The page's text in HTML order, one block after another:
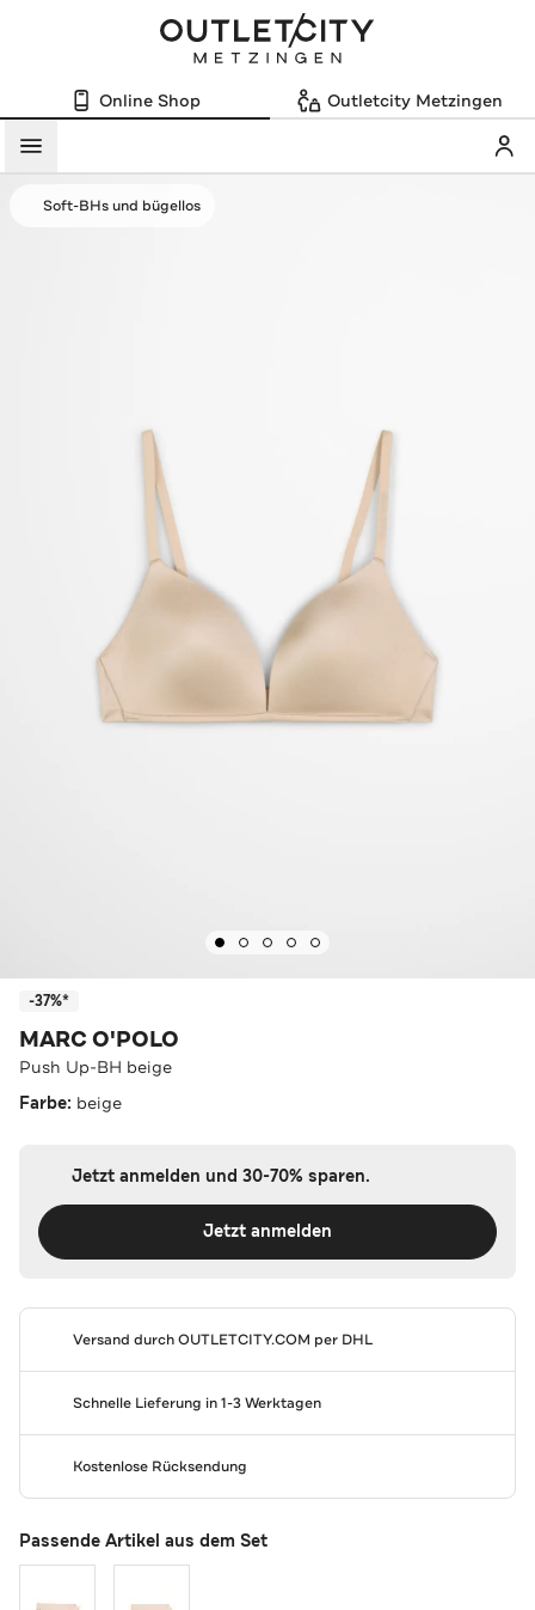
Online Shop Outletcity Metzingen
Menü
Soft-BHs und bügellos
-37%*
MARC O'POLO
Push Up-BH beige
Farbe: beige
Jetzt anmelden und 30-70% sparen.
Jetzt anmelden
Versand durchOUTLETCITY.COM per DHL
Schnelle Lieferung in 1-3 Werktagen
Kostenlose Rücksendung
Passende Artikel aus dem Set